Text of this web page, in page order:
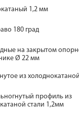
1,2 мм
180 град
на закрытом
Ø 22 мм
из
профиль из
стали 1,2мм